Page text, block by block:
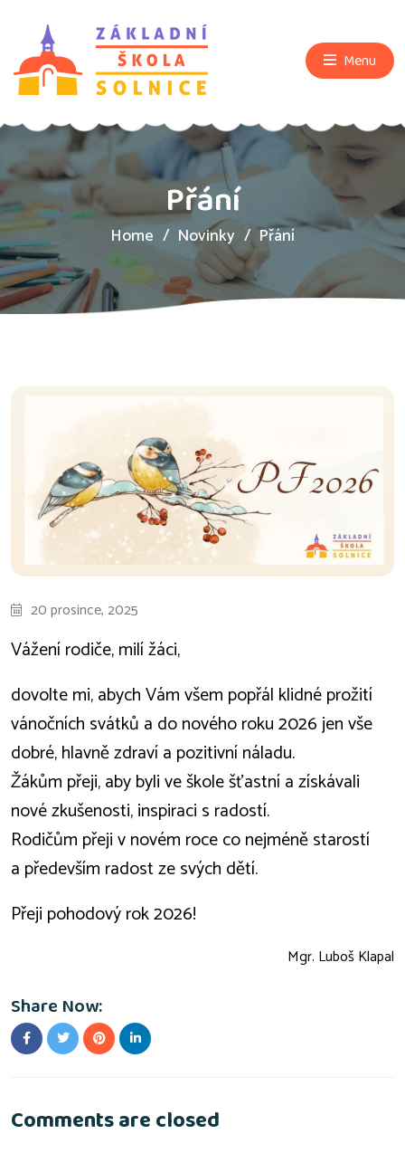
Menu
Přání
Home Novinky Přání
20 prosince, 2025
Vážení rodiče, milí žáci,
dovolte mi, abych Vám všem popřál klidné prožití
vánočních svátků a do nového roku 2026 jen vše
dobré, hlavně zdraví a pozitivní náladu.
Žákům přeji, aby byli ve škole šťastní a získávali
nové zkušenosti, inspiraci s radostí.
Rodičům přeji v novém roce co nejméně starostí
a především radost ze svých dětí.
Přeji pohodový rok 2026!
Mgr. Luboš Klapal
Share Now:
Comments are closed